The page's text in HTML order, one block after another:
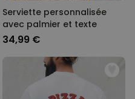
Serviette personnalisée
avec palmier et texte
34,99 €